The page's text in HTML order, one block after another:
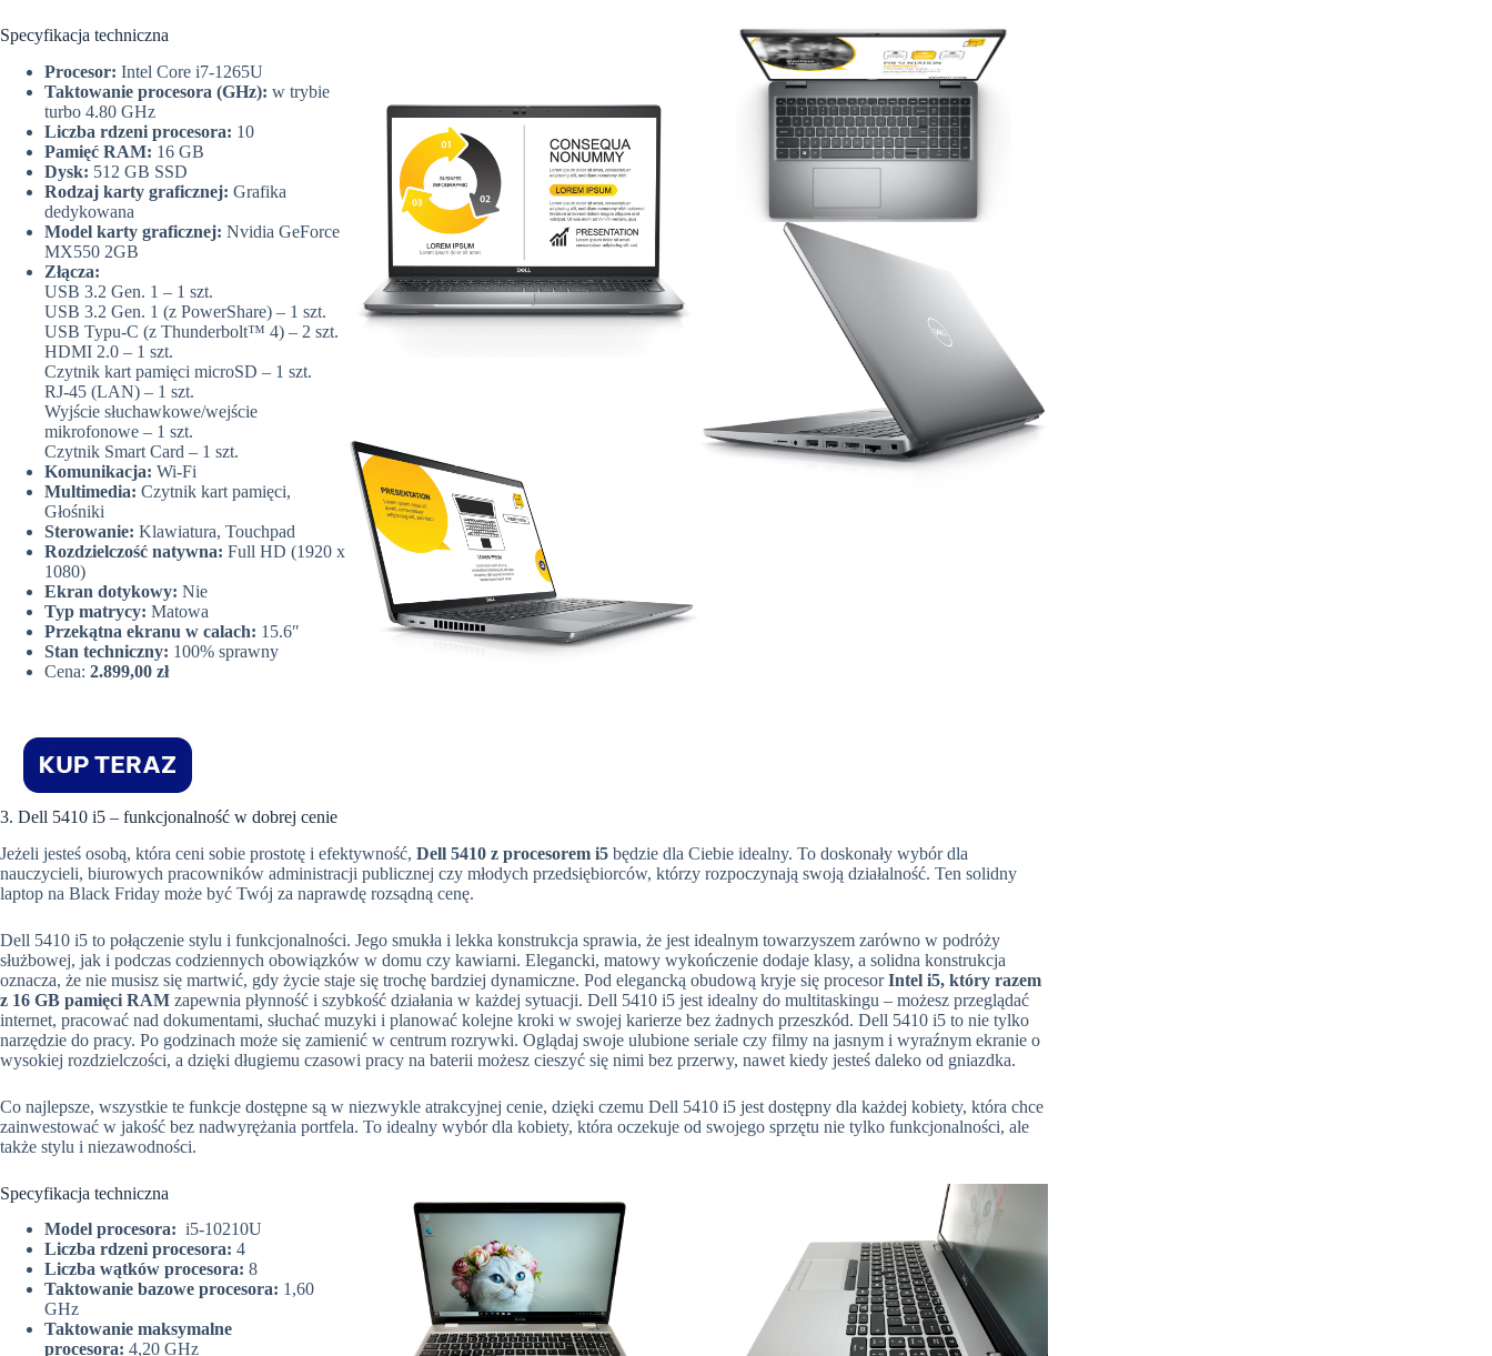
Specyfikacja techniczna
Procesor: Intel Core i7-1265U
Taktowanie procesora (GHz): w trybie
turbo 4.80 GHz
Liczba rdzeni procesora: 10
Pamięć RAM: 16 GB
Dysk: 512 GB SSD
Rodzaj karty graficznej: Grafika
dedykowana
Model karty graficznej: Nvidia GeForce
MX550 2GB
Złącza:
USB 3.2 Gen. 1 – 1 szt.
USB 3.2 Gen. 1 (z PowerShare) – 1 szt.
USB Typu-C (z Thunderbolt™ 4) – 2 szt.
HDMI 2.0 – 1 szt.
Czytnik kart pamięci microSD – 1 szt.
RJ-45 (LAN) – 1 szt.
Wyjście słuchawkowe/wejście
mikrofonowe – 1 szt.
Czytnik Smart Card – 1 szt.
Komunikacja: Wi-Fi
Multimedia: Czytnik kart pamięci,
Głośniki
Sterowanie: Klawiatura, Touchpad
Rozdzielczość natywna: Full HD (1920 x
1080)
Ekran dotykowy: Nie
Typ matrycy: Matowa
Przekątna ekranu w calach: 15.6″
Stan techniczny: 100% sprawny
Cena: 2.899,00 zł
3. Dell 5410 i5 – funkcjonalność w dobrej cenie
Jeżeli jesteś osobą, która ceni sobie prostotę i efektywność, Dell 5410 z procesorem i5 będzie dla Ciebie idealny. To doskonały wybór dla
nauczycieli, biurowych pracowników administracji publicznej czy młodych przedsiębiorców, którzy rozpoczynają swoją działalność. Ten solidny
laptop na Black Friday może być Twój za naprawdę rozsądną cenę.
Dell 5410 i5 to połączenie stylu i funkcjonalności. Jego smukła i lekka konstrukcja sprawia, że jest idealnym towarzyszem zarówno w podróży
służbowej, jak i podczas codziennych obowiązków w domu czy kawiarni. Elegancki, matowy wykończenie dodaje klasy, a solidna konstrukcja
oznacza, że nie musisz się martwić, gdy życie staje się trochę bardziej dynamiczne. Pod elegancką obudową kryje się procesorIntel i5, który razem
z 16 GB pamięci RAM zapewnia płynność i szybkość działania w każdej sytuacji. Dell 5410 i5 jest idealny do multitaskingu – możesz przeglądać
internet, pracować nad dokumentami, słuchać muzyki i planować kolejne kroki w swojej karierze bez żadnych przeszkód. Dell 5410 i5 to nie tylko
narzędzie do pracy. Po godzinach może się zamienić w centrum rozrywki. Oglądaj swoje ulubione seriale czy filmy na jasnym i wyraźnym ekranie o
wysokiej rozdzielczości, a dzięki długiemu czasowi pracy na baterii możesz cieszyć się nimi bez przerwy, nawet kiedy jesteś daleko od gniazdka.
Co najlepsze, wszystkie te funkcje dostępne są w niezwykle atrakcyjnej cenie, dzięki czemu Dell 5410 i5 jest dostępny dla każdej kobiety, która chce
zainwestować w jakość bez nadwyrężania portfela. To idealny wybór dla kobiety, która oczekuje od swojego sprzętu nie tylko funkcjonalności, ale
także stylu i niezawodności.
Specyfikacja techniczna
Model procesora: i5-10210U
Liczba rdzeni procesora: 4
Liczba wątków procesora: 8
Taktowanie bazowe procesora: 1,60
GHz
Taktowanie maksymalne
procesora: 4,20 GHz